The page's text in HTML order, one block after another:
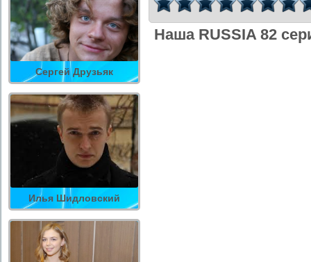
Сергей Друзьяк
Илья Шидловский
Наша RUSSIA 82